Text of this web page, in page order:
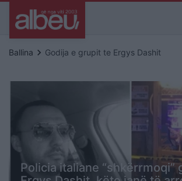
Ballina keyboard_arrow_right Godija e grupit te Ergys Dashit
Policia italiane “shkërrmoqi”